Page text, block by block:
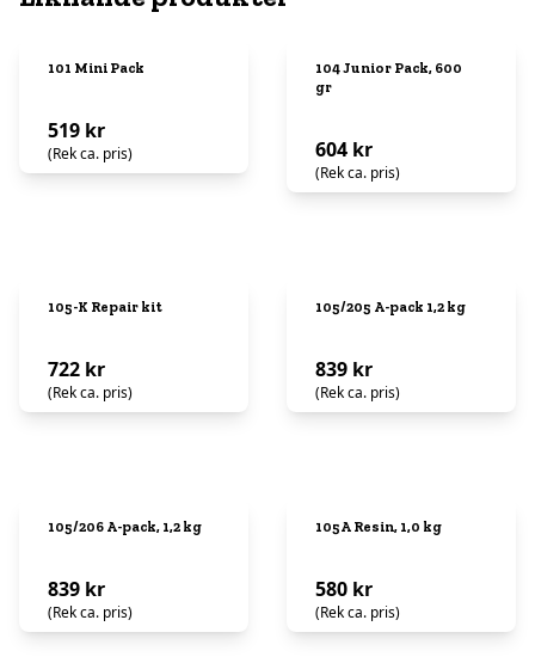
101 Mini Pack
519 kr
(Rek ca. pris)
104 Junior Pack, 600
gr
604 kr
(Rek ca. pris)
105-K Repair kit
722 kr
(Rek ca. pris)
105/205 A-pack 1,2 kg
839 kr
(Rek ca. pris)
105/206 A-pack, 1,2 kg
839 kr
(Rek ca. pris)
105A Resin, 1,0 kg
580 kr
(Rek ca. pris)